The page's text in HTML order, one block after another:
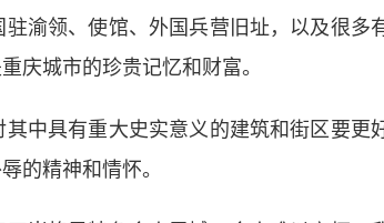
渝领、使馆、外国兵营旧址，以及很多
庆城市的珍贵记忆和财富。
中具有重大史实意义的建筑和街区要更
的精神和情怀。